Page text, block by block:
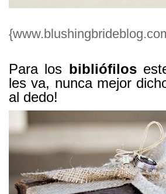
Para los bibliófilos
les va, nunca mejor
al dedo!